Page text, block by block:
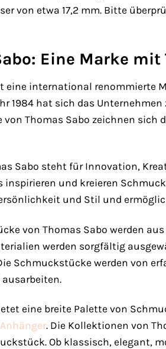
von etwa 17,2 mm. Bitte
Eine Marke
eine international renommierte
1984 hat sich das
Thomas Sabo zeichnen sich
Sabo steht für Innovation,
inspirieren und kreieren
und Stil und
von Thomas Sabo werden
werden sorgfältig
Schmuckstücke werden von
eine breite Palette von
Anhänger. Die Kollektionen von
Ob klassisch, elegant,